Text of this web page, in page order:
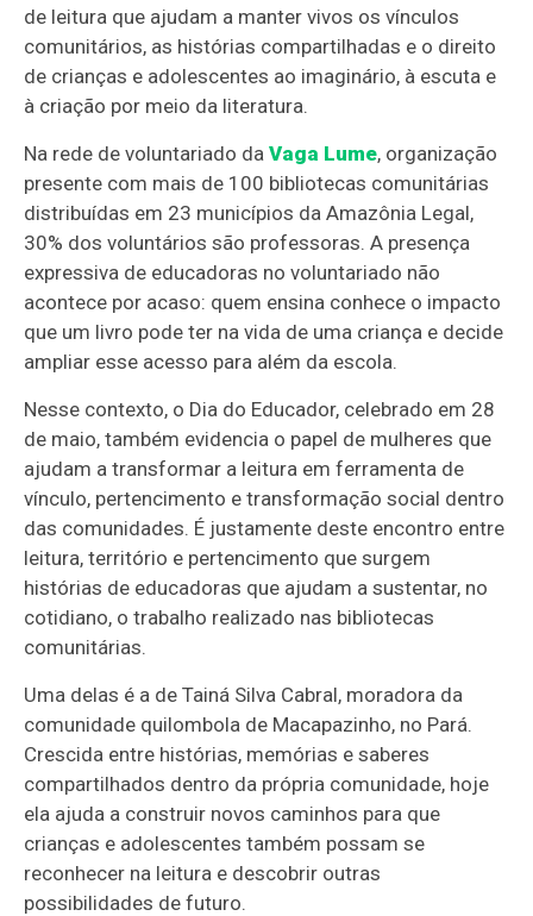
de leitura que ajudam a manter vivos os vínculos
comunitários, as histórias compartilhadas e o direito
de crianças e adolescentes ao imaginário, à escuta e
à criação por meio da literatura.
Na rede de voluntariado daVaga Lume, organização
presente com mais de 100 bibliotecas comunitárias
distribuídas em 23 municípios da Amazônia Legal,
30% dos voluntários são professoras. A presença
expressiva de educadoras no voluntariado não
acontece por acaso: quem ensina conhece o impacto
que um livro pode ter na vida de uma criança e decide
ampliar esse acesso para além da escola.
Nesse contexto, o Dia do Educador, celebrado em 28
de maio, também evidencia o papel de mulheres que
ajudam a transformar a leitura em ferramenta de
vínculo, pertencimento e transformação social dentro
das comunidades. É justamente deste encontro entre
leitura, território e pertencimento que surgem
histórias de educadoras que ajudam a sustentar, no
cotidiano, o trabalho realizado nas bibliotecas
comunitárias.
Uma delas é a de Tainá Silva Cabral, moradora da
comunidade quilombola de Macapazinho, no Pará.
Crescida entre histórias, memórias e saberes
compartilhados dentro da própria comunidade, hoje
ela ajuda a construir novos caminhos para que
crianças e adolescentes também possam se
reconhecer na leitura e descobrir outras
possibilidades de futuro.